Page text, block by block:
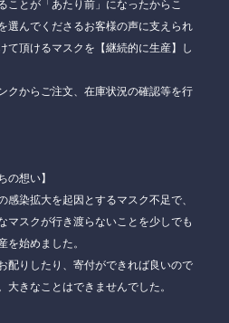
ことが「あたり前」になったからこ
選んでくださるお客様の声に支えられ
て頂けるマスクを【継続的に生産】し
クからご注文、在庫状況の確認等を行
の想い】
染拡大を起因とするマスク不足で、
マスクが行き渡らないことを少しでも
を始めました。
配りしたり、寄付ができれば良いので
きなことはできませんでした。